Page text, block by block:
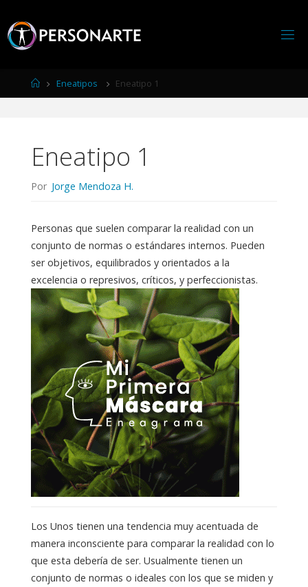
Página
de
Eneatipos Eneatipo 1
Eneatipo 1
Por Jorge Mendoza H.
Personas que suelen comparar la realidad con un
conjunto de normas o estándares internos. Pueden
ser objetivos, equilibrados y orientados a la
excelencia o represivos, críticos, y perfeccionistas.
Los Unos tienen una tendencia muy acentuada de
manera inconsciente para comparar la realidad con lo
que esta debería de ser. Usualmente tienen un
conjunto de normas o ideales con los que se miden y